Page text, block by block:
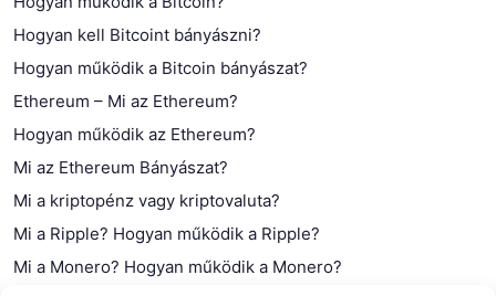
Hogyan kell Bitcoint bányászni?
Hogyan működik a Bitcoin bányászat?
Ethereum – Mi az Ethereum?
Hogyan működik az Ethereum?
Mi az Ethereum Bányászat?
Mi a kriptopénz vagy kriptovaluta?
Mi a Ripple? Hogyan működik a Ripple?
Mi a Monero? Hogyan működik a Monero?